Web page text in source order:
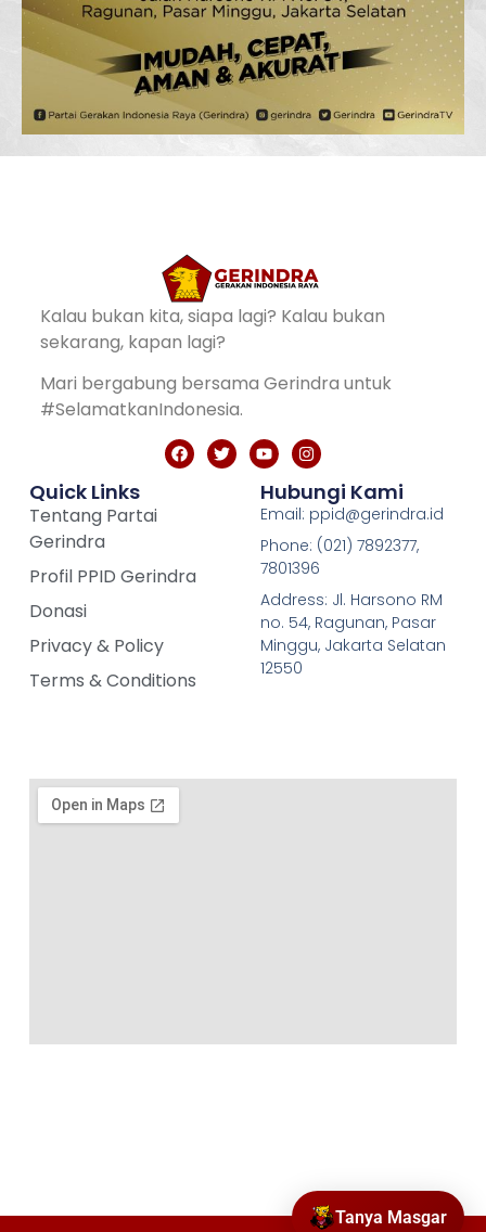
Tanya Masgar
Kalau bukan kita, siapa lagi? Kalau bukan
sekarang, kapan lagi?
Mari bergabung bersama Gerindra untuk
#SelamatkanIndonesia.
Quick Links
Tentang Partai
Gerindra
Profil PPID Gerindra
Donasi
Privacy & Policy
Terms & Conditions
Hubungi Kami
Email: ppid@gerindra.id
Phone: (021) 7892377,
7801396
Address: Jl. Harsono RM
no. 54, Ragunan, Pasar
Minggu, Jakarta Selatan
12550